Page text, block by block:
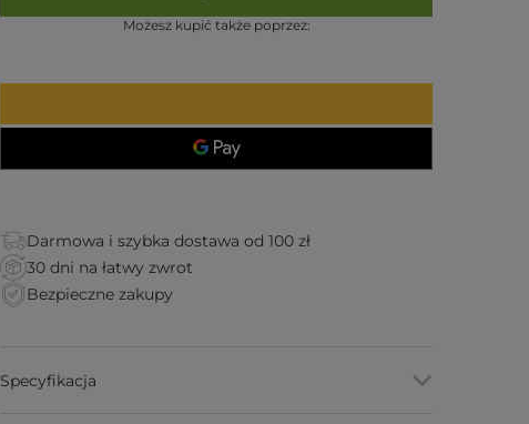
Możesz kupić także poprzez:
Darmowa i szybka dostawa od 100 zł
30 dni na łatwy zwrot
Bezpieczne zakupy
Specyfikacja